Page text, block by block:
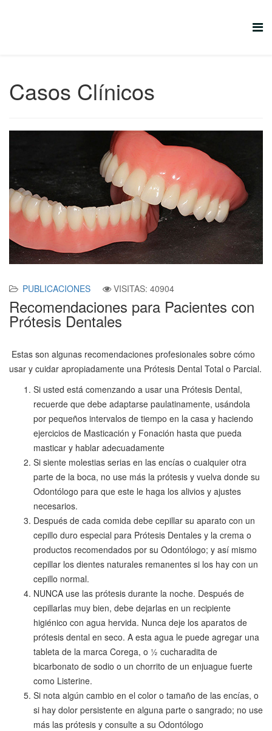
Casos Clínicos
PUBLICACIONES VISITAS: 40904
Recomendaciones para Pacientes con
Prótesis Dentales
Estas son algunas recomendaciones profesionales sobre cómo
usar y cuidar apropiadamente una Prótesis Dental Total o Parcial.
Si usted está comenzando a usar una Prótesis Dental,
recuerde que debe adaptarse paulatinamente, usándola
por pequeños intervalos de tiempo en la casa y haciendo
ejercicios de Masticación y Fonación hasta que pueda
masticar y hablar adecuadamente
Si siente molestias serias en las encías o cualquier otra
parte de la boca, no use más la prótesis y vuelva donde su
Odontólogo para que este le haga los alivios y ajustes
necesarios.
Después de cada comida debe cepillar su aparato con un
cepillo duro especial para Prótesis Dentales y la crema o
productos recomendados por su Odontólogo; y así mismo
cepillar los dientes naturales remanentes si los hay con un
cepillo normal.
NUNCA use las prótesis durante la noche. Después de
cepillarlas muy bien, debe dejarlas en un recipiente
higiénico con agua hervida. Nunca deje los aparatos de
prótesis dental en seco. A esta agua le puede agregar una
tableta de la marca Corega, o ½ cucharadita de
bicarbonato de sodio o un chorrito de un enjuague fuerte
como Listerine.
Si nota algún cambio en el color o tamaño de las encías, o
si hay dolor persistente en alguna parte o sangrado; no use
más las prótesis y consulte a su Odontólogo